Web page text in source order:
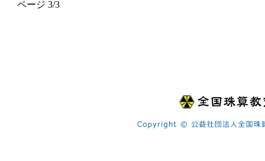
ページ 3/3